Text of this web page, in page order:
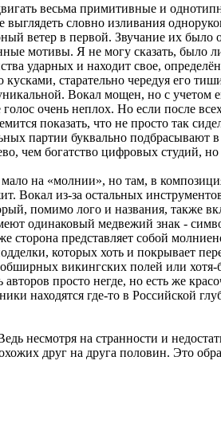
весьма примитивные и
словно изливания
ветер в первой. Звучание их
мотивы. Я не могу сказать, было
ударных и находит свое,
старательно чередуя его
Вокал мощен, но с учетом
очень неплох. Но если после
показать, что не просто так
партии буквально подбрасывают
чем богатство цифровых студий,
на «молнии», но там, в
Вокал из-за остальных
помимо лого и названия, также
одинаковый медвежий знак -
представляет собой
которых хоть и покрывает
викингских полей или
авторов просто негде, но есть же
находятся где-то в Российской
несмотря на странности и
друг на друга половин. Это